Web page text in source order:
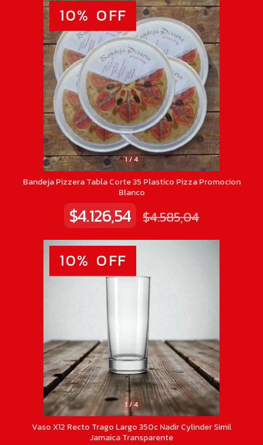
1/4
10% OFF
Bandeja Pizzera Tabla Corte 35 Plastico Pizza Promocion
Blanco
$4.126,54 $4.585,04
1 /4
10% OFF
Vaso X12 Recto Trago Largo 350c Nadir Cylinder Simil
Jamaica Transparente